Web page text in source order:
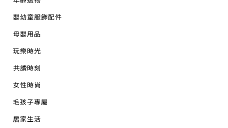
嬰幼童服飾配件
母嬰用品
玩樂時光
共讀時刻
女性時尚
毛孩子專屬
居家生活